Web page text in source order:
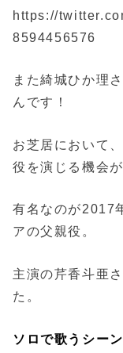
https://
8594456576
また綺城ひか理
んです！
お芝居において
役を演じる機会
有名なのが2017
アの父親役。
主演の芹香斗亜
た。
ソロで歌うシー